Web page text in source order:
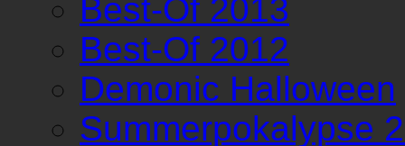
Best-Of 2013
Best-Of 2012
Demonic Halloween
Summerpokalypse